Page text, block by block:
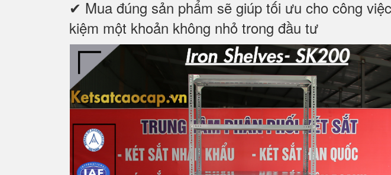
✔ Mua đúng sản phẩm sẽ giúp tối ưu cho công
kiệm một khoản không nhỏ trong đầu tư